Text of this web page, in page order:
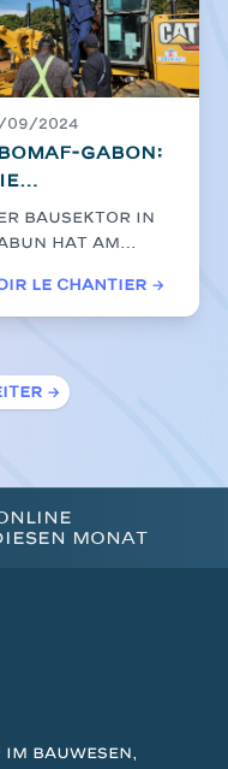
09/2024
GABON:
Grand
Ära für
Bausektor in
hat am
2024 durch
Start von...
le chantier →
→
Monat
Bauwesen,